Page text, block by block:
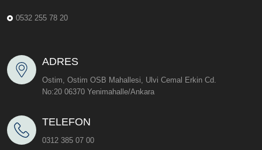
0532 255 78 20
ADRES
Ostim, Ostim OSB Mahallesi, Ulvi Cemal Erkin Cd.
No:20 06370 Yenimahalle/Ankara
TELEFON
0312 385 07 00